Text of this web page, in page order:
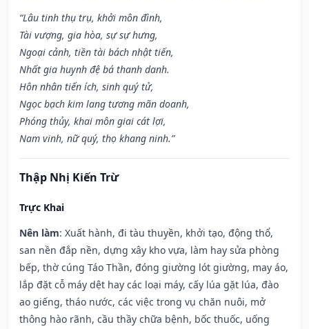
“Lâu tinh thụ trụ, khởi môn đình,
Tài vượng, gia hòa, sự sự hưng,
Ngoại cảnh, tiền tài bách nhật tiến,
Nhất gia huynh đệ bá thanh danh.
Hôn nhân tiến ích, sinh quý tử,
Ngọc bạch kim lang tương mãn doanh,
Phóng thủy, khai môn giai cát lợi,
Nam vinh, nữ quý, thọ khang ninh.”
Thập Nhị Kiến Trừ
Trực Khai
Nên làm: Xuất hành, đi tàu thuyền, khởi tạo, động thổ,
san nền đắp nền, dựng xây kho vựa, làm hay sửa phòng
bếp, thờ cúng Táo Thần, đóng giường lót giường, may áo,
lắp đặt cỗ máy dệt hay các loại máy, cấy lúa gặt lúa, đào
ao giếng, tháo nước, các việc trong vụ chăn nuôi, mở
thông hào rãnh, cầu thầy chữa bệnh, bốc thuốc, uống